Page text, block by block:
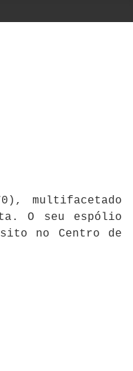
multifacetado
O seu espólio
no Centro de